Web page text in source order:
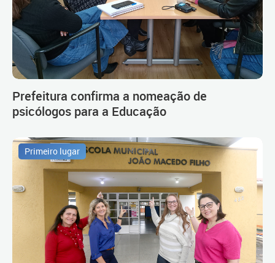
Prefeitura confirma a nomeação de
psicólogos para a Educação
Primeiro lugar